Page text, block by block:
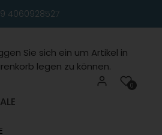
4060928527
Sie sich ein um Artikel in
legen zu können.
0